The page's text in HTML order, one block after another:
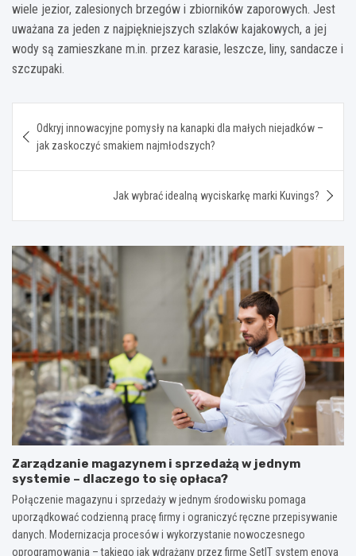
wiele jezior, zalesionych brzegów i zbiorników zaporowych. Jest
uważana za jeden z najpiękniejszych szlaków kajakowych, a jej
wody są zamieszkane m.in. przez karasie, leszcze, liny, sandacze i
szczupaki.
wpisu
Odkryj innowacyjne pomysły na kanapki dla małych niejadków –
jak zaskoczyć smakiem najmłodszych?
Jak wybrać idealną wyciskarkę marki Kuvings?
Zarządzanie magazynem i sprzedażą w jednym
systemie – dlaczego to się opłaca?
Połączenie magazynu i sprzedaży w jednym środowisku pomaga
uporządkować codzienną pracę firmy i ograniczyć ręczne przepisywanie
danych. Modernizacja procesów i wykorzystanie nowoczesnego
oprogramowania – takiego jak wdrażany przez firmę SetIT system enova